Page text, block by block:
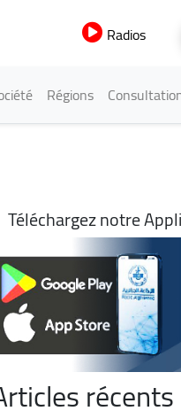
Radios
Régions
Téléchargez notre
récents